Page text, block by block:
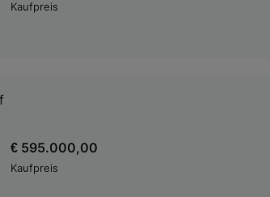
Kaufpreis
€ 595.000,00
Kaufpreis